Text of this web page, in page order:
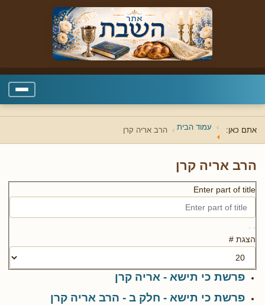
אתם כאן: עמוד הבית הרב אריה קרן
הרב אריה קרן
Enter part of title
הצגת #
פרשת כי תישא - אריה קרן
פרשת כי תישא - חלק ב - הרב אריה קרן